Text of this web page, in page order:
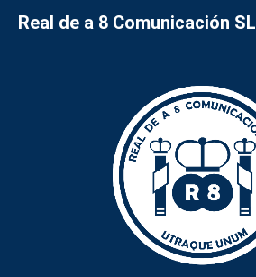
Real de a 8 Comunicación SL